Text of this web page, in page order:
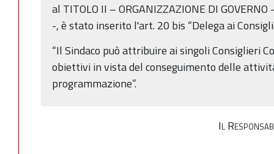
al TITOLO II – ORGANIZZAZIONE DI
-, è stato inserito l'art. 20 bis “Delega ai
“Il Sindaco può attribuire ai singoli Consiglieri
obiettivi in vista del conseguimento delle
programmazione”.
Il